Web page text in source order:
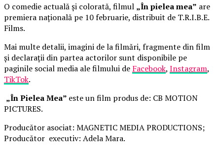
O comedie actuală și colorată, filmul „În pielea mea” are
premiera națională pe 10 februarie, distribuit de T.R.I.B.E.
Films.
Mai multe detalii, imagini de la filmări, fragmente din film
și declarații din partea actorilor sunt disponibile pe
paginile social media ale filmului de Facebook, Instagram,
TikTok.
„În Pielea Mea” este un film produs de: CB MOTION
PICTURES.
Producător asociat: MAGNETIC MEDIA PRODUCTIONS;
Producător executiv: Adela Mara.